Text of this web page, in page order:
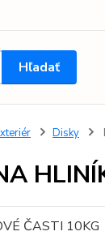
Hľadať
Disky